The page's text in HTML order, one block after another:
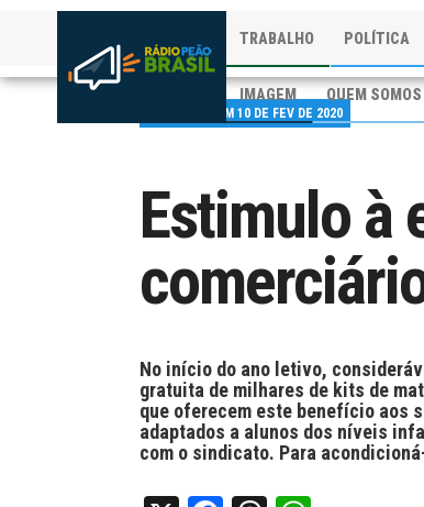
TRABALHO POLÍTICA
IMAGEM QUEM SOMOS
PUBLICADO EM 10 DE FEV DE 2020
Estimulo à
No início do ano letivo,
gratuita de milhares de kits de
que oferecem este benefício aos
adaptados a alunos dos níveis
com o sindicato. Para